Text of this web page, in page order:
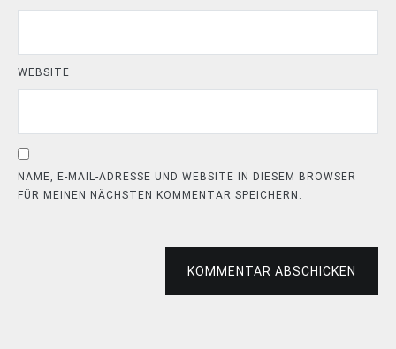
WEBSITE
NAME, E-MAIL-ADRESSE UND WEBSITE IN DIESEM BROWSER
FÜR MEINEN NÄCHSTEN KOMMENTAR SPEICHERN.
KOMMENTAR ABSCHICKEN